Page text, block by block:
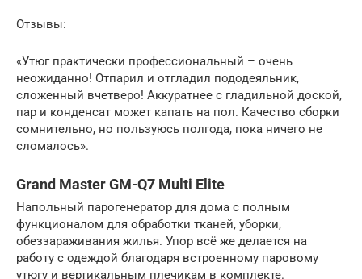
Отзывы:
«Утюг практически профессиональный – очень
неожиданно! Отпарил и отгладил пододеяльник,
сложенный вчетверо! Аккуратнее с гладильной доской,
пар и конденсат может капать на пол. Качество сборки
сомнительно, но пользуюсь полгода, пока ничего не
сломалось».
Grand Master GM-Q7 Multi Elite
Напольный парогенератор для дома с полным
функционалом для обработки тканей, уборки,
обеззараживания жилья. Упор всё же делается на
работу с одеждой благодаря встроенному паровому
утюгу и вертикальным плечикам в комплекте.